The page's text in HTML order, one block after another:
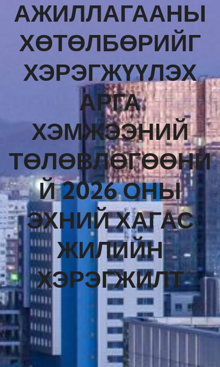
АЖИЛЛАГААНЫ
ХӨТӨЛБӨРИЙГ
ХЭРЭГЖҮҮЛЭХ
АРГА
ХЭМЖЭЭНИЙ
ТӨЛӨВЛӨГӨӨНИ
Й 2026 ОНЫ
ЭХНИЙ ХАГАС
ЖИЛИЙН
ХЭРЭГЖИЛТ